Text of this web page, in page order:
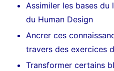
Assimiler les bases
du Human Design
Ancrer ces
travers des exercices
Transformer certains